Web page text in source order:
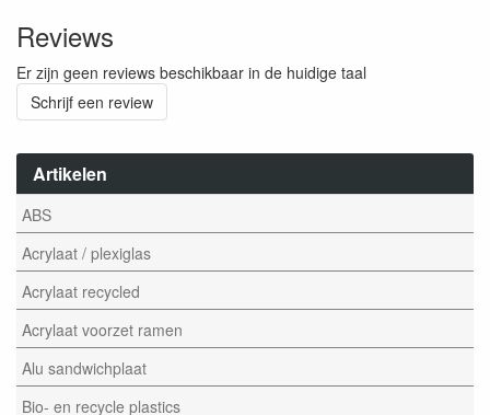
Artikelen
ABS
Acrylaat / plexiglas
Acrylaat recycled
Acrylaat voorzet ramen
Alu sandwichplaat
Bio- en recycle plastics
Reviews
Er zijn geen reviews beschikbaar in de huidige taal
Schrijf een review